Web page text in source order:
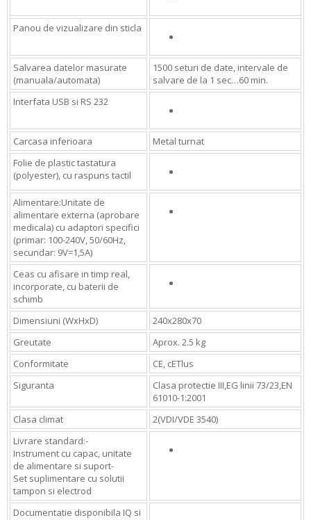
Panou de vizualizare din sticla
Salvarea datelor masurate
(manuala/automata)
1500 seturi de date, intervale de
salvare de la 1 sec…60 min.
Interfata USB si RS 232
Carcasa inferioara
Metal turnat
Folie de plastic tastatura
(polyester), cu raspuns tactil
Alimentare:Unitate de
alimentare externa (aprobare
medicala) cu adaptori specifici
(primar: 100-240V, 50/60Hz,
secundar: 9V=1,5A)
Ceas cu afisare in timp real,
incorporate, cu baterii de
schimb
Dimensiuni (WxHxD)
240x280x70
Greutate
Aprox. 2.5 kg
Conformitate
CE, cETlus
Siguranta
Clasa protectie III,EG linii 73/23,EN
61010-1:2001
Clasa climat
2(VDI/VDE 3540)
Livrare standard:-
Instrument cu capac, unitate
de alimentare si suport-
Set suplimentare cu solutii
tampon si electrod
Documentatie disponibila IQ si